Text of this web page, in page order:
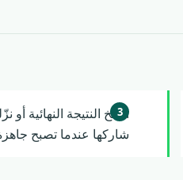
انسخ النتيجة النهائية أو
شاركها عندما تصبح